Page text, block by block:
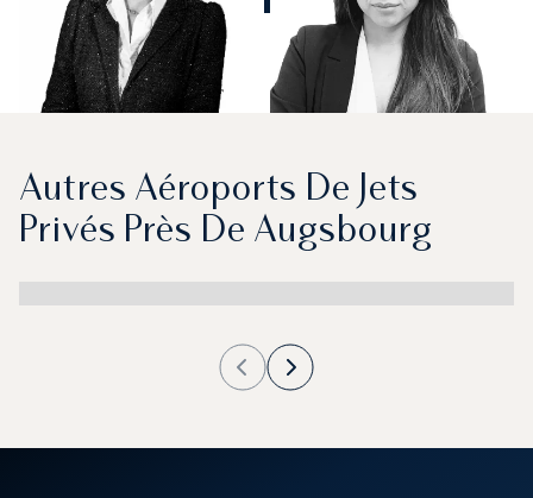
Autres Aéroports De Jets
Privés Près De Augsbourg